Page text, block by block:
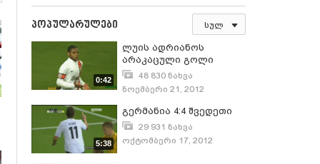
პოპულარულები სულ
0:42
ლუის ადრიანოს
არაკაცული გოლი
48 830 ნახვა
ნოემბერი 21, 2012
5:38
გერმანია 4:4 შვედეთი
29 931 ნახვა
ოქტომბერი 17, 2012